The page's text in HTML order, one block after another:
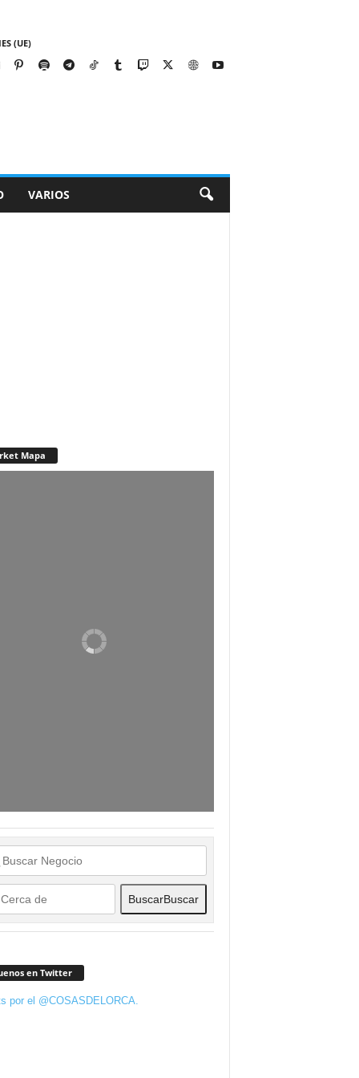
(UE)
VARIOS
Mapa
BuscarBuscar
en Twitter
por el @COSASDELORCA.